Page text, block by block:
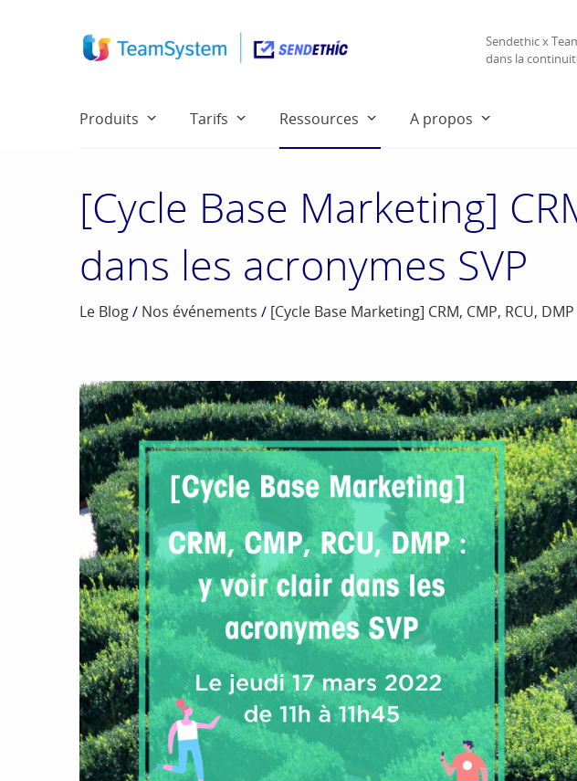
Sendethic x
dans la
Produits Tarifs Ressources A propos
[Cycle Base Marketing]
dans les acronymes SVP
Le Blog/ Nos événements / [Cycle Base Marketing] CRM, CMP, RCU,